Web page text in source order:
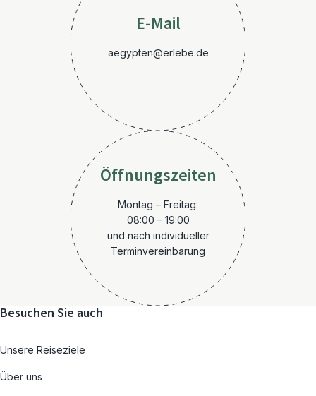
E-Mail
aegypten@erlebe.de
Öffnungszeiten
Montag – Freitag:
08:00 – 19:00
und nach individueller
Terminvereinbarung
Besuchen Sie auch
Unsere Reiseziele
Über uns